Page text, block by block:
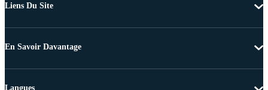
Liens Du Site
En Savoir Davantage
Langues